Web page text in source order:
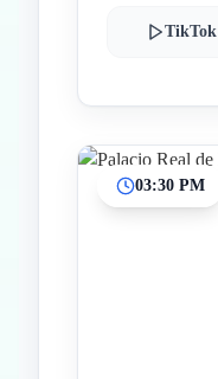
TikTok
03:30 PM